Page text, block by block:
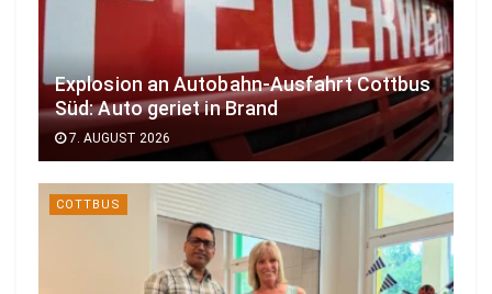
Explosion an Autobahn-Ausfahrt Cottbus
Süd: Auto geriet in Brand
7. AUGUST 2026
COTTBUS